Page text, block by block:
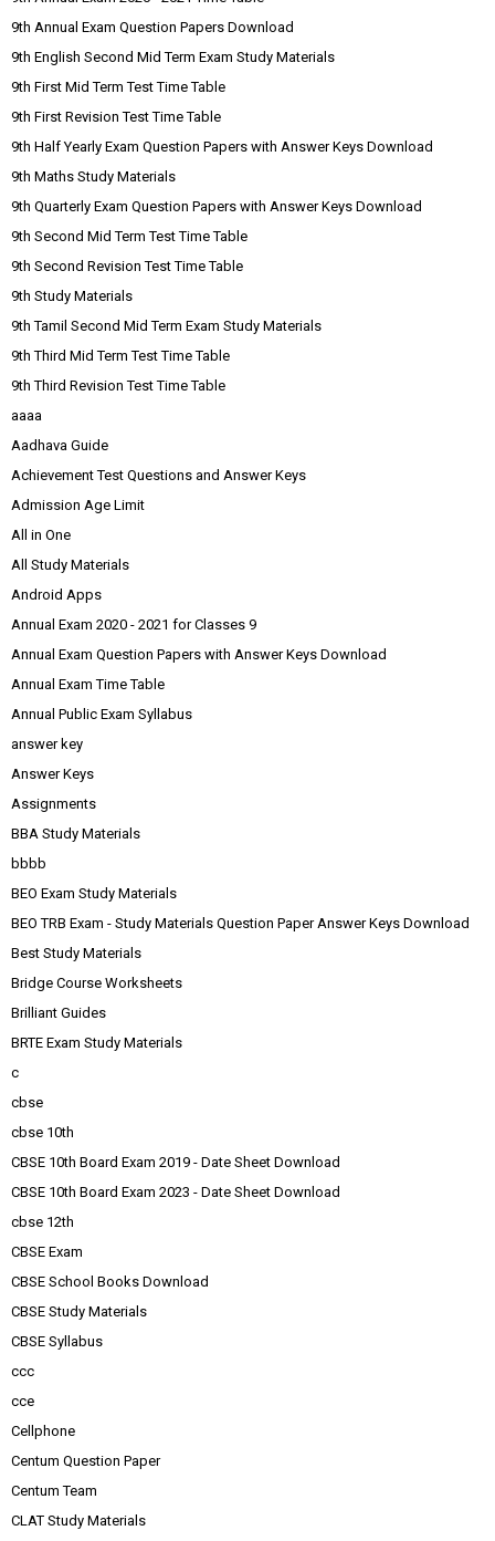
9th Annual Exam Question Papers Download
9th English Second Mid Term Exam Study Materials
9th First Mid Term Test Time Table
9th First Revision Test Time Table
9th Half Yearly Exam Question Papers with Answer Keys Download
9th Maths Study Materials
9th Quarterly Exam Question Papers with Answer Keys Download
9th Second Mid Term Test Time Table
9th Second Revision Test Time Table
9th Study Materials
9th Tamil Second Mid Term Exam Study Materials
9th Third Mid Term Test Time Table
9th Third Revision Test Time Table
aaaa
Aadhava Guide
Achievement Test Questions and Answer Keys
Admission Age Limit
All in One
All Study Materials
Android Apps
Annual Exam 2020 - 2021 for Classes 9
Annual Exam Question Papers with Answer Keys Download
Annual Exam Time Table
Annual Public Exam Syllabus
answer key
Answer Keys
Assignments
BBA Study Materials
bbbb
BEO Exam Study Materials
BEO TRB Exam - Study Materials Question Paper Answer Keys Download
Best Study Materials
Bridge Course Worksheets
Brilliant Guides
BRTE Exam Study Materials
c
cbse
cbse 10th
CBSE 10th Board Exam 2019 - Date Sheet Download
CBSE 10th Board Exam 2023 - Date Sheet Download
cbse 12th
CBSE Exam
CBSE School Books Download
CBSE Study Materials
CBSE Syllabus
ccc
cce
Cellphone
Centum Question Paper
Centum Team
CLAT Study Materials